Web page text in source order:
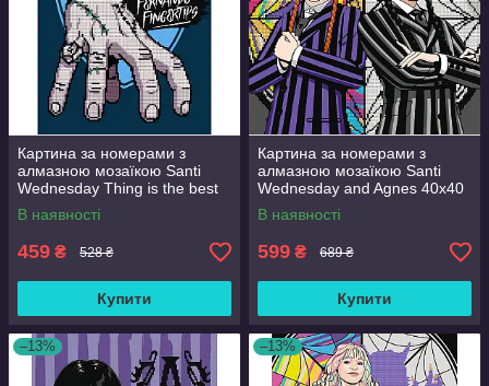
Картина за номерами з
алмазною мозаїкою Santi
Wednesday Thing is the best
friend 30x40 см Різнобарвний
(954980)
В наявності
459 ₴ 528 ₴
Купити
Картина за номерами з
алмазною мозаїкою Santi
Wednesday and Agnes 40x40
см Різнобарвний (954947)
В наявності
599 ₴ 689 ₴
Купити
–13% –13%